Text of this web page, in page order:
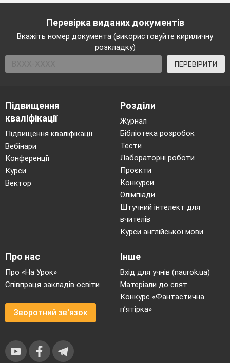
Перевірка виданих документів
Вкажіть номер документа (використовуйте кириличну
розкладку)
ПЕРЕВІРИТИ
Підвищення
кваліфікації
Підвищення кваліфікації
Вебінари
Конференції
Курси
Вектор
Розділи
Журнал
Бібліотека розробок
Тести
Лабораторні роботи
Проєкти
Конкурси
Олімпіади
Штучний інтелект для
вчителів
Курси англійської мови
Про нас
Про «На Урок»
Співпраця закладів освіти
Зворотний зв'язок
Інше
Вхід для учнів (naurok.ua)
Матеріали до свят
Конкурс «Фантастична
п’ятірка»